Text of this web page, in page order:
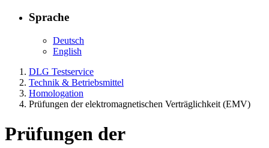
Sprache
Deutsch
English
DLG Testservice
Technik & Betriebsmittel
Homologation
Prüfungen der elektromagnetischen Verträglichkeit (EMV)
Prüfungen der